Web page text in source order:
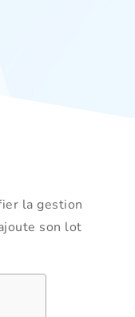
la gestion
son lot